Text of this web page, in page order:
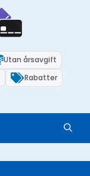
Utan årsavgift
Rabatter